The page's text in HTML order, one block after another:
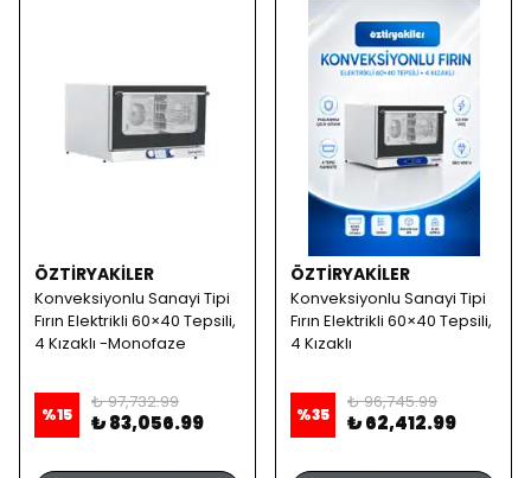
ÖZTİRYAKİLER
Konveksiyonlu Sanayi Tipi
Fırın Elektrikli 60×40 Tepsili,
4 Kızaklı -Monofaze
%15
₺ 97,732.99
₺ 83,056.99
ÖZTİRYAKİLER
Konveksiyonlu Sanayi Tipi
Fırın Elektrikli 60×40 Tepsili,
4 Kızaklı
%35
₺ 96,745.99
₺ 62,412.99